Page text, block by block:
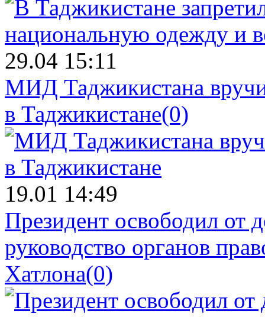
29.04 15:11
МИД Таджикистана
в Таджикистане(0)
19.01 14:49
Президент освободил от
руководство органов
Хатлона(0)